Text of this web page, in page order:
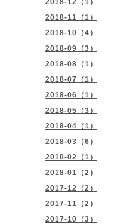
2018-12（1）
2018-11（1）
2018-10（4）
2018-09（3）
2018-08（1）
2018-07（1）
2018-06（1）
2018-05（3）
2018-04（1）
2018-03（6）
2018-02（1）
2018-01（2）
2017-12（2）
2017-11（2）
2017-10（3）